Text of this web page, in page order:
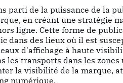
parti de la puissance de la
en créant une stratégie
ligne. Cette forme de
dans des lieux où il est
d'affichage à haute
les transports dans les
la visibilité de la marque,
numérique.